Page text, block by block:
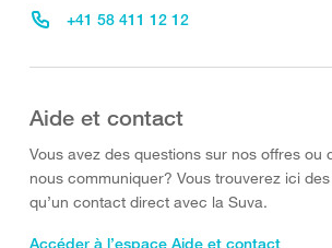
+41 58 411 12 12
Aide et contact
Vous avez des questions sur nos offres ou
nous communiquer? Vous trouverez ici
qu’un contact direct avec la Suva.
Accéder à l’espace Aide et contact